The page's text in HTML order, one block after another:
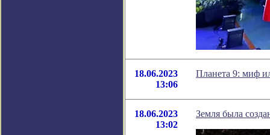
18.06.2023
13:06
Планета 9: миф
18.06.2023
13:02
Земля была